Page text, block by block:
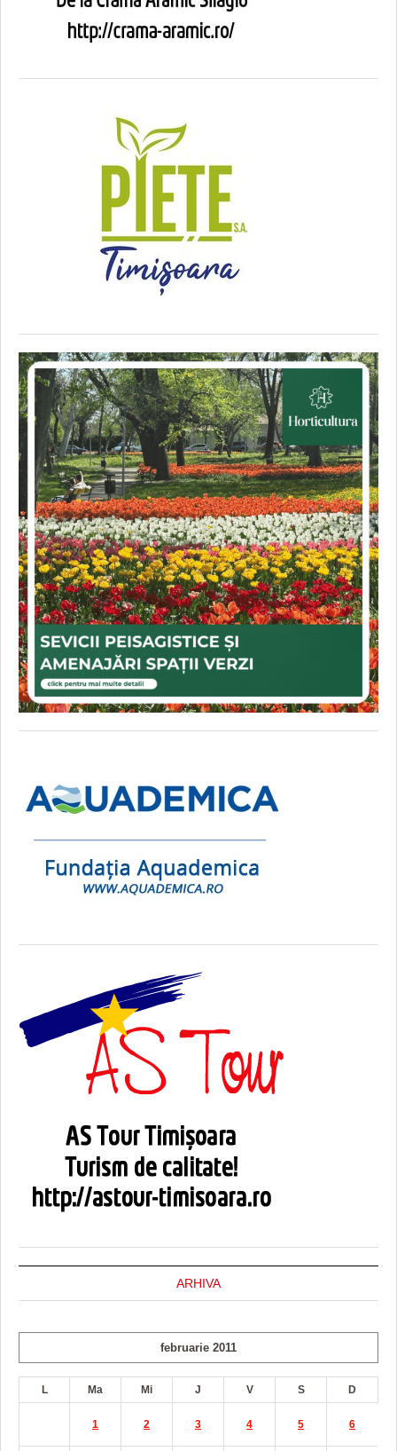
ARHIVA
februarie 2011
L Ma Mi J V S D
1 2 3 4 5 6